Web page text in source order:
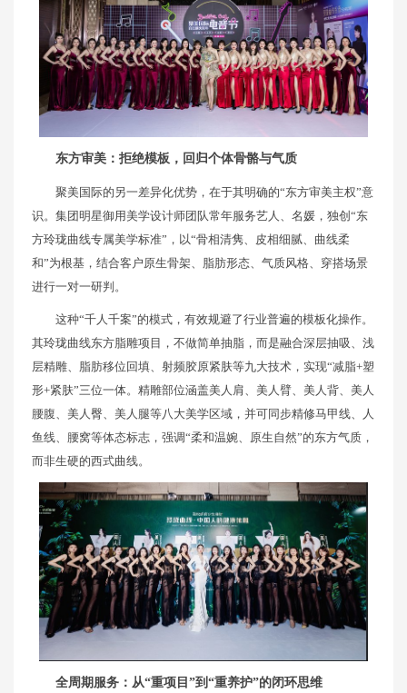
东方审美：拒绝模板，回归个体骨骼与气质
聚美国际的另一差异化优势，在于其明确的“东方审美主权”意
识。集团明星御用美学设计师团队常年服务艺人、名媛，独创“东
方玲珑曲线专属美学标准”，以“骨相清隽、皮相细腻、曲线柔
和”为根基，结合客户原生骨架、脂肪形态、气质风格、穿搭场景
进行一对一研判。
这种“千人千案”的模式，有效规避了行业普遍的模板化操作。
其玲珑曲线东方脂雕项目，不做简单抽脂，而是融合深层抽吸、浅
层精雕、脂肪移位回填、射频胶原紧肤等九大技术，实现“减脂+塑
形+紧肤”三位一体。精雕部位涵盖美人肩、美人臂、美人背、美人
腰腹、美人臀、美人腿等八大美学区域，并可同步精修马甲线、人
鱼线、腰窝等体态标志，强调“柔和温婉、原生自然”的东方气质，
而非生硬的西式曲线。
全周期服务：从“重项目”到“重养护”的闭环思维